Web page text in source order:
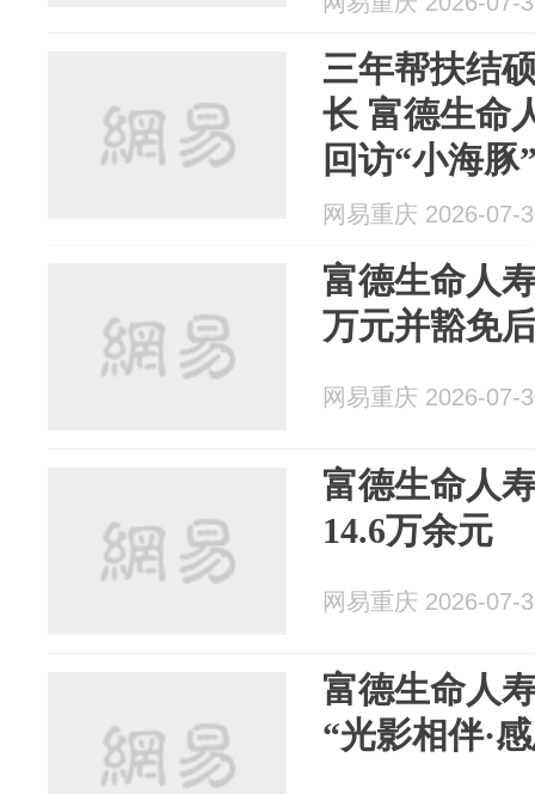
三年帮扶结
长 富德生命人寿黔江中支总经理
回访“小海豚
网易重庆 2026-07-
富德生命人
万元并豁免
网易重庆 2026-07-
富德生命人
14.6万余元
网易重庆 2026-07-
富德生命人
“光影相伴·